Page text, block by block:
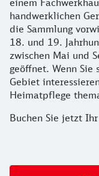
einem
handwerklichen
die Sammlung
18. und 19.
zwischen Mai und
geöffnet. Wenn
Gebiet
Heimatpflege
Buchen Sie jetzt